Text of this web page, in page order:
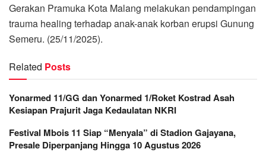
Gerakan Pramuka Kota Malang melakukan pendampingan
trauma healing terhadap anak-anak korban erupsi Gunung
Semeru. (25/11/2025).
Related Posts
Yonarmed 11/GG dan Yonarmed 1/Roket Kostrad Asah
Kesiapan Prajurit Jaga Kedaulatan NKRI
Festival Mbois 11 Siap “Menyala” di Stadion Gajayana,
Presale Diperpanjang Hingga 10 Agustus 2026